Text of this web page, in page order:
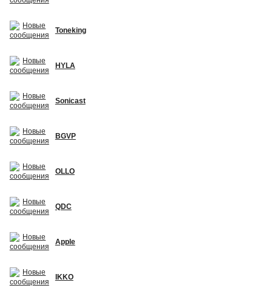
Toneking
HYLA
Sonicast
BGVP
OLLO
QDC
Apple
IKKO